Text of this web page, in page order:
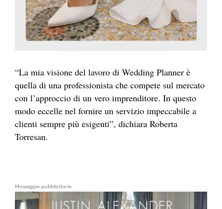
“La mia visione del lavoro di Wedding Planner è
quella di una professionista che compete sul mercato
con l’approccio di un vero imprenditore. In questo
modo eccelle nel fornire un servizio impeccabile a
clienti sempre più esigenti”, dichiara Roberta
Torresan.
Messaggio pubblicitario